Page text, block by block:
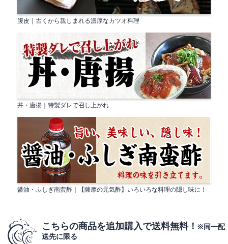
腹皮｜古くから親しまれる濃厚なカツオ料理
丼・唐揚｜特製ダレで召し上がれ
醤油・ふしぎ南蛮酢｜【薩摩の元気酢】いろいろな料理の隠し味に！
こちらの商品を追加購入で送料無料！ ※同一配
送先に限る